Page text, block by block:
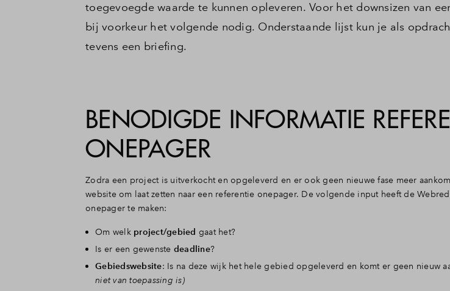
toegevoegde waarde te kunnen opleveren. Voor het downsizen van
bij voorkeur het volgende nodig. Onderstaande lijst kun je als
tevens een briefing.
BENODIGDE INFORMATIE
ONEPAGER
Zodra een project is uitverkocht en opgeleverd en er ook geen nieuwe fase meer
website om laat zetten naar een referentie onepager. De volgende input heeft de
onepager te maken:
Om welk project/gebied gaat het?
Is er een gewenste deadline?
Gebiedswebsite: Is na deze wijk het hele gebied opgeleverd en komt er geen nieuw
niet van toepassing is)